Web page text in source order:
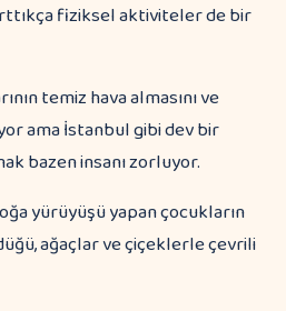
fiziksel aktiviteler de bir
temiz hava almasını ve
ama İstanbul gibi dev bir
bazen insanı zorluyor.